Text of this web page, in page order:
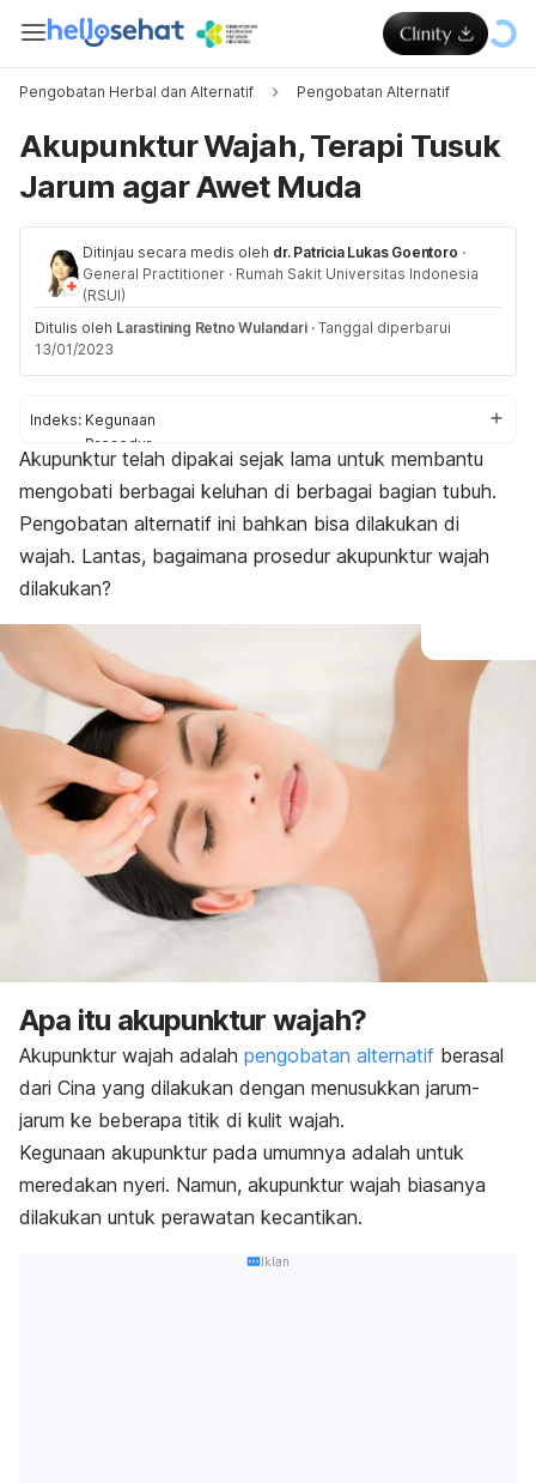
Pengobatan Herbal dan Alternatif Pengobatan Alternatif
Akupunktur Wajah, Terapi Tusuk
Jarum agar Awet Muda
Ditinjau secara medis oleh dr. Patricia Lukas Goentoro ·
General Practitioner · Rumah Sakit Universitas Indonesia
(RSUI)
Ditulis oleh Larastining Retno Wulandari · Tanggal diperbarui
13/01/2023
Indeks: Kegunaan
Prosedur
Titik
Manfaat
Bahaya
Akupunktur telah dipakai sejak lama untuk membantu
mengobati berbagai keluhan di berbagai bagian tubuh.
Pengobatan alternatif ini bahkan bisa dilakukan di
wajah. Lantas, bagaimana prosedur akupunktur wajah
dilakukan?
Apa itu akupunktur wajah?
Akupunktur wajah adalah pengobatan alternatif berasal
dari Cina yang dilakukan dengan menusukkan jarum-
jarum ke beberapa titik di kulit wajah.
Kegunaan akupunktur pada umumnya adalah untuk
meredakan nyeri. Namun, akupunktur wajah biasanya
dilakukan untuk perawatan kecantikan.
Iklan